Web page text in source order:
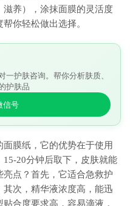
养），涂抹面膜的灵活度
你轻松做出选择。
一护肤咨询。帮你分析肤质、
护肤品
信号
膜纸，它的优势在于使用
20分钟后取下，皮肤就能
点？首先，它适合急救护
次，精华液浓度高，能迅
合度要求高，容易滴液，